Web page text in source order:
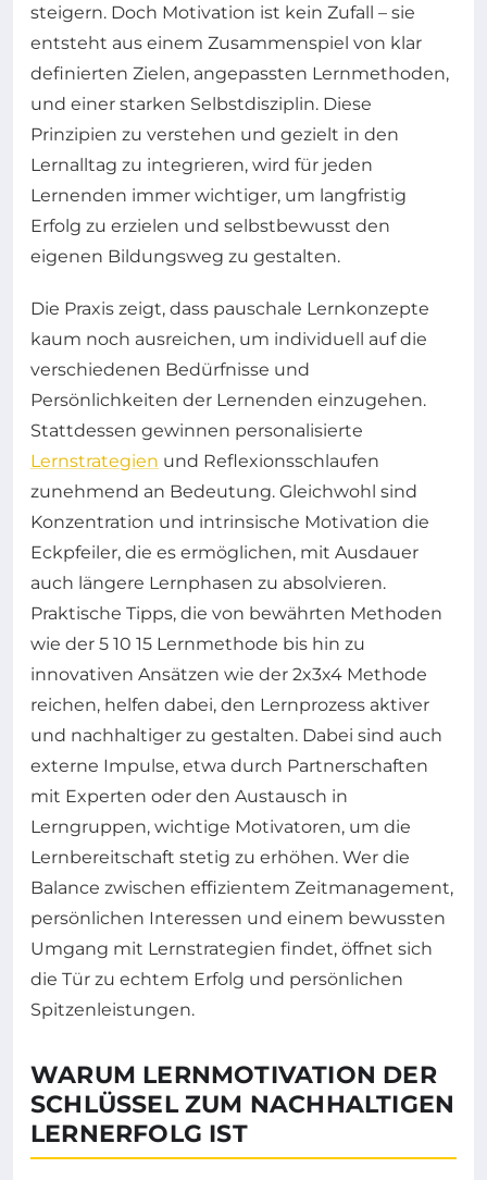
steigern. Doch Motivation ist kein Zufall – sie
entsteht aus einem Zusammenspiel von klar
definierten Zielen, angepassten Lernmethoden,
und einer starken Selbstdisziplin. Diese
Prinzipien zu verstehen und gezielt in den
Lernalltag zu integrieren, wird für jeden
Lernenden immer wichtiger, um langfristig
Erfolg zu erzielen und selbstbewusst den
eigenen Bildungsweg zu gestalten.
Die Praxis zeigt, dass pauschale Lernkonzepte
kaum noch ausreichen, um individuell auf die
verschiedenen Bedürfnisse und
Persönlichkeiten der Lernenden einzugehen.
Stattdessen gewinnen personalisierte
Lernstrategien und Reflexionsschlaufen
zunehmend an Bedeutung. Gleichwohl sind
Konzentration und intrinsische Motivation die
Eckpfeiler, die es ermöglichen, mit Ausdauer
auch längere Lernphasen zu absolvieren.
Praktische Tipps, die von bewährten Methoden
wie der 5 10 15 Lernmethode bis hin zu
innovativen Ansätzen wie der 2x3x4 Methode
reichen, helfen dabei, den Lernprozess aktiver
und nachhaltiger zu gestalten. Dabei sind auch
externe Impulse, etwa durch Partnerschaften
mit Experten oder den Austausch in
Lerngruppen, wichtige Motivatoren, um die
Lernbereitschaft stetig zu erhöhen. Wer die
Balance zwischen effizientem Zeitmanagement,
persönlichen Interessen und einem bewussten
Umgang mit Lernstrategien findet, öffnet sich
die Tür zu echtem Erfolg und persönlichen
Spitzenleistungen.
WARUM LERNMOTIVATION DER
SCHLÜSSEL ZUM NACHHALTIGEN
LERNERFOLG IST